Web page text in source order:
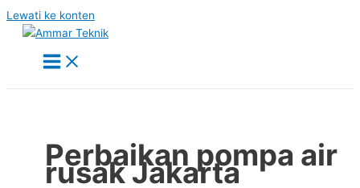
Lewati ke konten
Perbaikan pompa air
rusak Jakarta